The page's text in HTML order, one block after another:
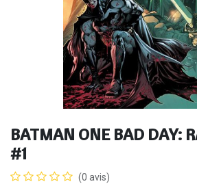
BATMAN ONE BAD DAY:
#1
(0 avis)